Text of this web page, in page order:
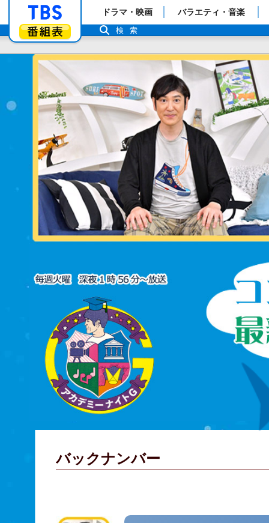
「TBSテレビ」トップページ
番組表
ドラマ・映画 バラエティ・音楽
検索
バックナンバー